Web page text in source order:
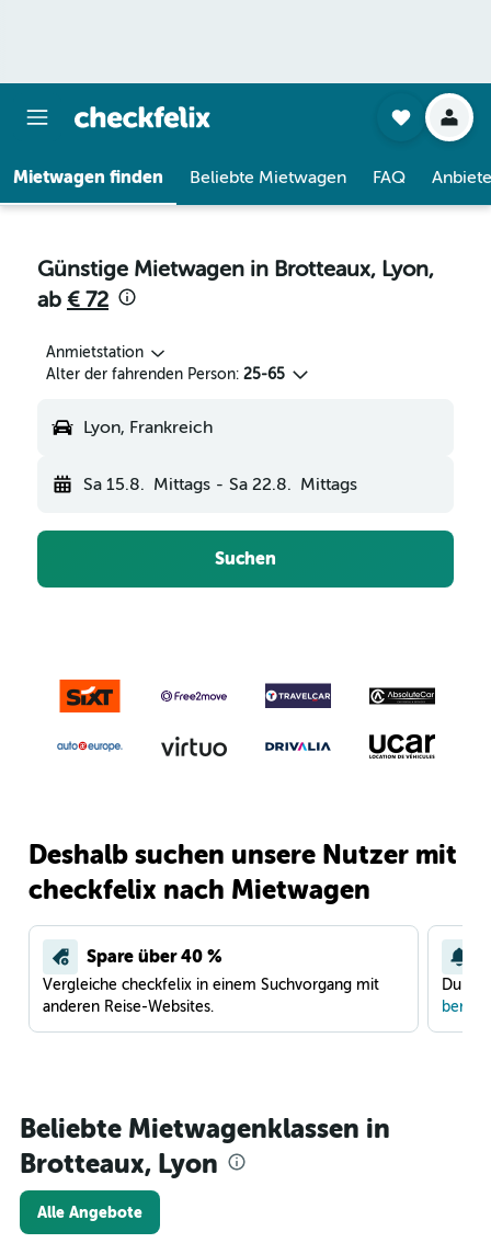
Mietwagen finden Beliebte Mietwagen FAQ
Günstige Mietwagen in Brotteaux, Lyon,
ab € 72
Anmietstation
Alter der fahrenden Person: 25-65
Lyon, Frankreich
Sa 15.8. Mittags - Sa 22.8. Mittags
Suchen
Deshalb suchen unsere Nutzer mit
checkfelix nach Mietwagen
Spare über 40 %
Vergleiche checkfelix in einem Suchvorgang mit
anderen Reise-Websites.
Du
Beliebte Mietwagenklassen in
Brotteaux, Lyon
Alle Angebote